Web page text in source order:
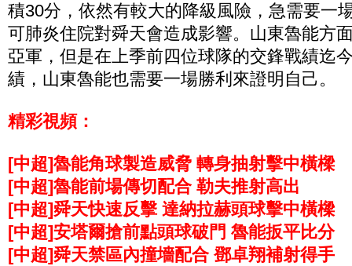
積30分，依然有較大的降級風險，急需要一
可肺炎住院對舜天會造成影響。山東魯能方
亞軍，但是在上季前四位球隊的交鋒戰績迄
績，山東魯能也需要一場勝利來證明自己。
精彩視頻：
[中超]魯能角球製造威脅 轉身抽射擊中橫樑
[中超]魯能前場傳切配合 勒夫推射高出
[中超]舜天快速反擊 達納拉赫頭球擊中橫樑
[中超]安塔爾搶前點頭球破門 魯能扳平比分
[中超]舜天禁區內撞墻配合 鄧卓翔補射得手